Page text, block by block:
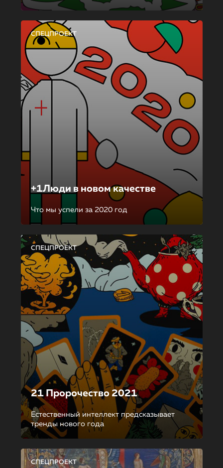
СПЕЦПРОЕКТ
+1Люди в новом качестве
Что мы успели за 2020 год
СПЕЦПРОЕКТ
21 Пророчество 2021
Естественный интеллект предсказывает
тренды нового года
СПЕЦПРОЕКТ